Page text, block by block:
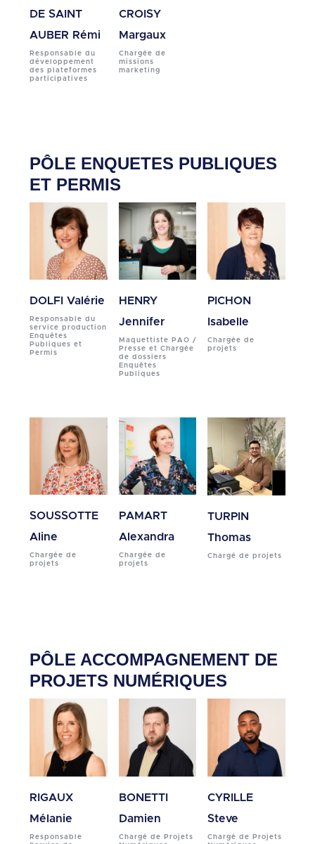
DE SAINT
AUBER Rémi
Responsable du
développement
des plateformes
participatives
CROISY
Margaux
Chargée de
missions
marketing
PÔLE ENQUETES PUBLIQUES
ET PERMIS
DOLFI Valérie
Responsable du
service production
Enquêtes
Publiques et
Permis
HENRY
Jennifer
Maquettiste PAO /
Presse et Chargée
de dossiers
Enquêtes
Publiques
PICHON
Isabelle
Chargée de
projets
SOUSSOTTE
Aline
Chargée de
projets
PAMART
Alexandra
Chargée de
projets
TURPIN
Thomas
Chargé de projets
PÔLE ACCOMPAGNEMENT DE
PROJETS NUMÉRIQUES
RIGAUX
Mélanie
Responsable
BONETTI
Damien
Chargé de Projets
CYRILLE
Steve
Chargé de Projets